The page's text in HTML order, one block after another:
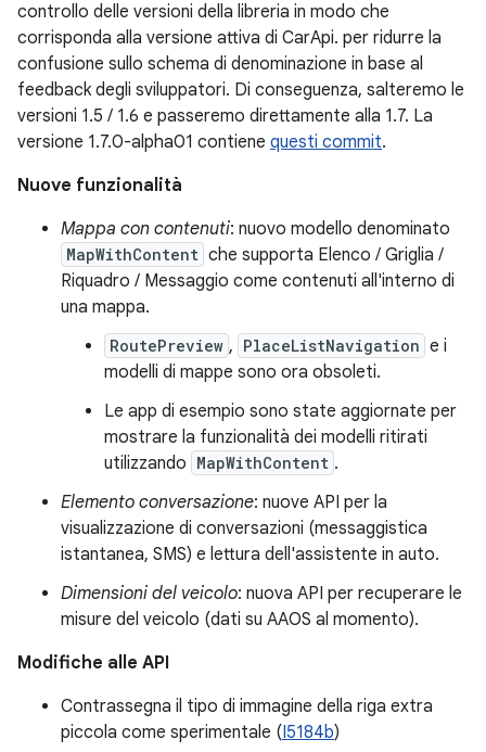
controllo delle versioni della libreria in modo che
corrisponda alla versione attiva di CarApi. per ridurre la
confusione sullo schema di denominazione in base al
feedback degli sviluppatori. Di conseguenza, salteremo le
versioni 1.5 / 1.6 e passeremo direttamente alla 1.7. La
versione 1.7.0-alpha01 contiene questi commit.
Nuove funzionalità
Mappa con contenuti: nuovo modello denominato
MapWithContent che supporta Elenco / Griglia /
Riquadro / Messaggio come contenuti all'interno di
una mappa.
RoutePreview , PlaceListNavigation e i
modelli di mappe sono ora obsoleti.
Le app di esempio sono state aggiornate per
mostrare la funzionalità dei modelli ritirati
utilizzando MapWithContent .
Elemento conversazione: nuove API per la
visualizzazione di conversazioni (messaggistica
istantanea, SMS) e lettura dell'assistente in auto.
Dimensioni del veicolo: nuova API per recuperare le
misure del veicolo (dati su AAOS al momento).
Modifiche alle API
Contrassegna il tipo di immagine della riga extra
piccola come sperimentale (I5184b)